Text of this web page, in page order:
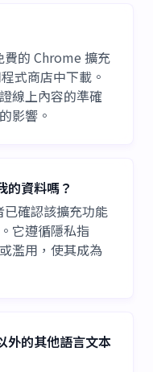
的 Chrome 擴充
式商店中下載。
線上內容的準確
影響。
資料嗎？
確認該擴充功能
它遵循隱私指
濫用，使其成為
的其他語言文本